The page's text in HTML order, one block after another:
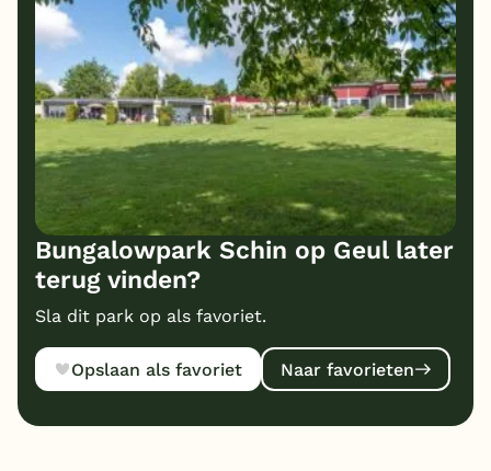
9 Prijs/kwaliteit
Bungalowpark Schin op Geul later
terug vinden?
Sla dit park op als favoriet.
Opslaan als favoriet Naar favorieten